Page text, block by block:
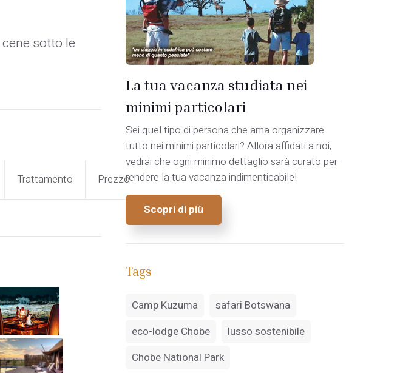
sotto le
Trattamento Prezzo
La tua vacanza studiata nei
minimi particolari
Sei quel tipo di persona che ama organizzare
tutto nei minimi particolari? Allora affidati a noi,
vedrai che ogni minimo dettaglio sarà curato per
rendere la tua vacanza indimenticabile!
Scopri di più
Tags
Camp Kuzuma
safari Botswana
eco-lodge Chobe
lusso sostenibile
Chobe National Park